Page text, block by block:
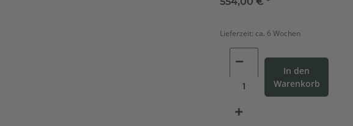
Lieferzeit: ca. 6 Wochen
In den
Warenkorb